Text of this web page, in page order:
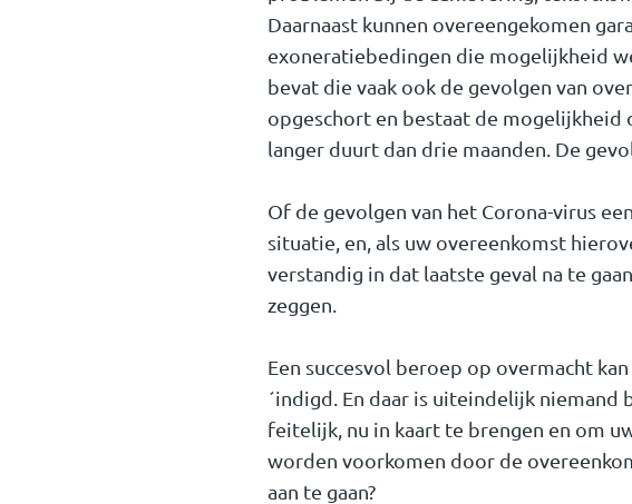
Daarnaast kunnen overeengekomen
exoneratiebedingen die mogelijkheid
bevat die vaak ook de gevolgen van
opgeschort en bestaat de
langer duurt dan drie maanden. De
Of de gevolgen van het Corona-virus
situatie, en, als uw overeenkomst
verstandig in dat laatste geval na te
zeggen.
Een succesvol beroep op overmacht
´indigd. En daar is uiteindelijk niemand
feitelijk, nu in kaart te brengen en om
worden voorkomen door de
aan te gaan?